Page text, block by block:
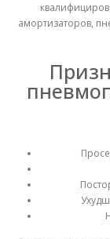
амортизаторов,